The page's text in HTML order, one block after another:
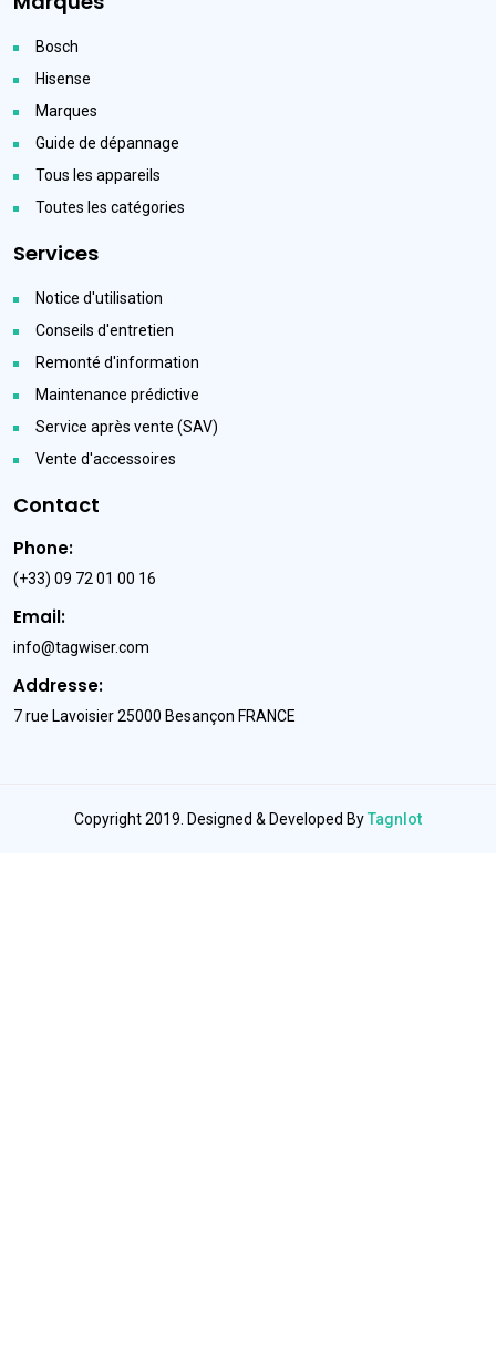
Bosch
Hisense
Marques
Guide de dépannage
Tous les appareils
Toutes les catégories
Services
Notice d'utilisation
Conseils d'entretien
Remonté d'information
Maintenance prédictive
Service après vente (SAV)
Vente d'accessoires
Contact
Phone:
(+33) 09 72 01 00 16
Email:
info@tagwiser.com
Addresse:
7 rue Lavoisier 25000 Besançon FRANCE
Copyright 2019. Designed & Developed ByTagnIot